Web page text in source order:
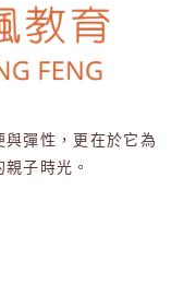
彈性，更在於它為
子時光。